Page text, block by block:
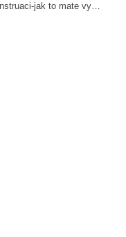
jak to mate vy…